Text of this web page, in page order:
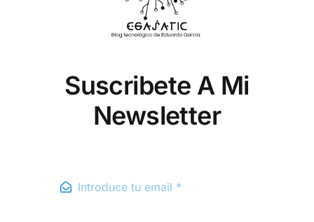
Suscribete A Mi
Newsletter